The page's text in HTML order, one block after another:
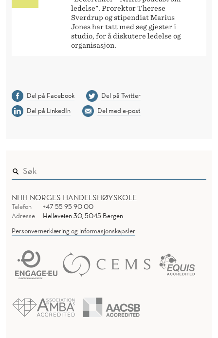
ledelse". Prorektor Therese
Sverdrup og stipendiat Marius
Jones har tatt med seg gjester i
studio, for å diskutere ledelse og
organisasjon.
Del på Facebook
Del på Twitter
Del på LinkedIn
Del med e-post
NHH NORGES HANDELSHØYSKOLE
Telefon
+47 55 95 90 00
Adresse
Helleveien 30, 5045 Bergen
Personvernerklæring og informasjonskapsler